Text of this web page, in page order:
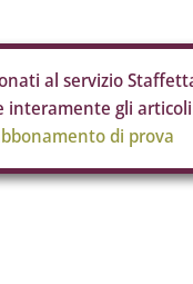
al servizio
interamente gli
di prova